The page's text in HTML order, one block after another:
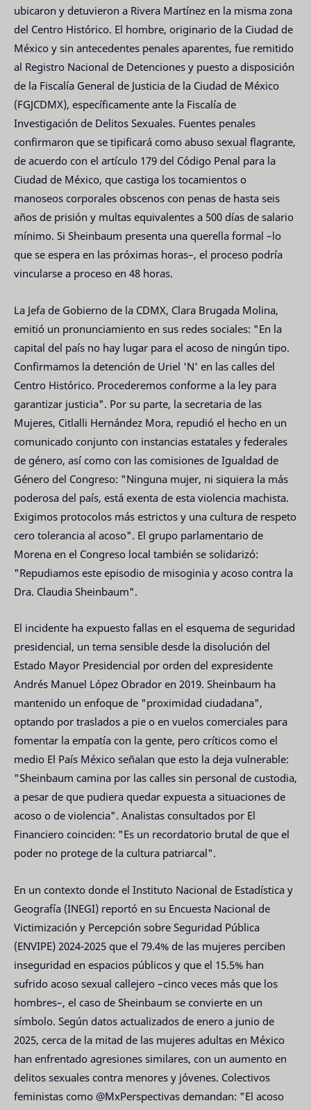
ubicaron y detuvieron a Rivera Martínez en la misma zona
del Centro Histórico. El hombre, originario de la Ciudad de
México y sin antecedentes penales aparentes, fue remitido
al Registro Nacional de Detenciones y puesto a disposición
de la Fiscalía General de Justicia de la Ciudad de México
(FGJCDMX), específicamente ante la Fiscalía de
Investigación de Delitos Sexuales. Fuentes penales
confirmaron que se tipificará como abuso sexual flagrante,
de acuerdo con el artículo 179 del Código Penal para la
Ciudad de México, que castiga los tocamientos o
manoseos corporales obscenos con penas de hasta seis
años de prisión y multas equivalentes a 500 días de salario
mínimo. Si Sheinbaum presenta una querella formal –lo
que se espera en las próximas horas–, el proceso podría
vincularse a proceso en 48 horas.
La Jefa de Gobierno de la CDMX, Clara Brugada Molina,
emitió un pronunciamiento en sus redes sociales: "En la
capital del país no hay lugar para el acoso de ningún tipo.
Confirmamos la detención de Uriel 'N' en las calles del
Centro Histórico. Procederemos conforme a la ley para
garantizar justicia". Por su parte, la secretaria de las
Mujeres, Citlalli Hernández Mora, repudió el hecho en un
comunicado conjunto con instancias estatales y federales
de género, así como con las comisiones de Igualdad de
Género del Congreso: "Ninguna mujer, ni siquiera la más
poderosa del país, está exenta de esta violencia machista.
Exigimos protocolos más estrictos y una cultura de respeto
cero tolerancia al acoso". El grupo parlamentario de
Morena en el Congreso local también se solidarizó:
"Repudiamos este episodio de misoginia y acoso contra la
Dra. Claudia Sheinbaum".
El incidente ha expuesto fallas en el esquema de seguridad
presidencial, un tema sensible desde la disolución del
Estado Mayor Presidencial por orden del expresidente
Andrés Manuel López Obrador en 2019. Sheinbaum ha
mantenido un enfoque de "proximidad ciudadana",
optando por traslados a pie o en vuelos comerciales para
fomentar la empatía con la gente, pero críticos como el
medio El País México señalan que esto la deja vulnerable:
"Sheinbaum camina por las calles sin personal de custodia,
a pesar de que pudiera quedar expuesta a situaciones de
acoso o de violencia". Analistas consultados por El
Financiero coinciden: "Es un recordatorio brutal de que el
poder no protege de la cultura patriarcal".
En un contexto donde el Instituto Nacional de Estadística y
Geografía (INEGI) reportó en su Encuesta Nacional de
Victimización y Percepción sobre Seguridad Pública
(ENVIPE) 2024-2025 que el 79.4% de las mujeres perciben
inseguridad en espacios públicos y que el 15.5% han
sufrido acoso sexual callejero –cinco veces más que los
hombres–, el caso de Sheinbaum se convierte en un
símbolo. Según datos actualizados de enero a junio de
2025, cerca de la mitad de las mujeres adultas en México
han enfrentado agresiones similares, con un aumento en
delitos sexuales contra menores y jóvenes. Colectivos
feministas como @MxPerspectivas demandan: "El acoso